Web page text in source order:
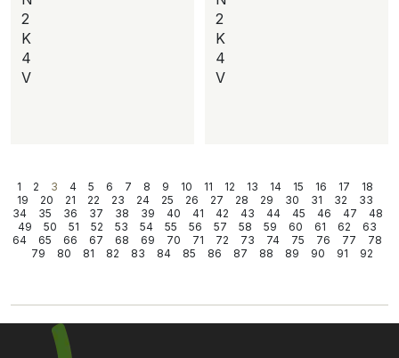
2
K
4
V
2
K
4
V
1 2 3 4 5 6 7 8 9 10 11 12 13 14 15 16 17
18
19
20 21 22 23 24 25 26 27 28 29 30 31 32
33
34
35 36 37 38 39 40 41 42 43 44 45 46 47
48
49
50 51 52 53 54 55 56 57 58 59 60 61 62
63
64
65 66 67 68 69 70 71 72 73 74 75 76 77
78
79
80 81 82 83 84 85 86 87 88 89 90 91 92